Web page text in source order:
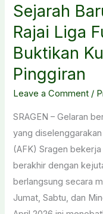
Sejarah
Rajai Liga
Buktikan
Pinggiran
Leave a Comment /
SRAGEN – Gelaran
yang
(AFK) Sragen
berakhir dengan
berlangsung secara
Jumat, Sabtu, dan